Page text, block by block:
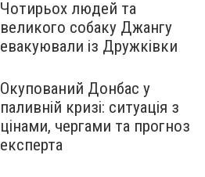
Чотирьох людей та
великого собаку Джангу
евакуювали із Дружківки
Окупований Донбас у
паливній кризі: ситуація з
цінами, чергами та прогноз
експерта